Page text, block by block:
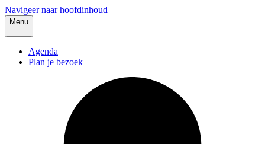
Navigeer naar hoofdinhoud
Menu
Agenda
Plan je bezoek